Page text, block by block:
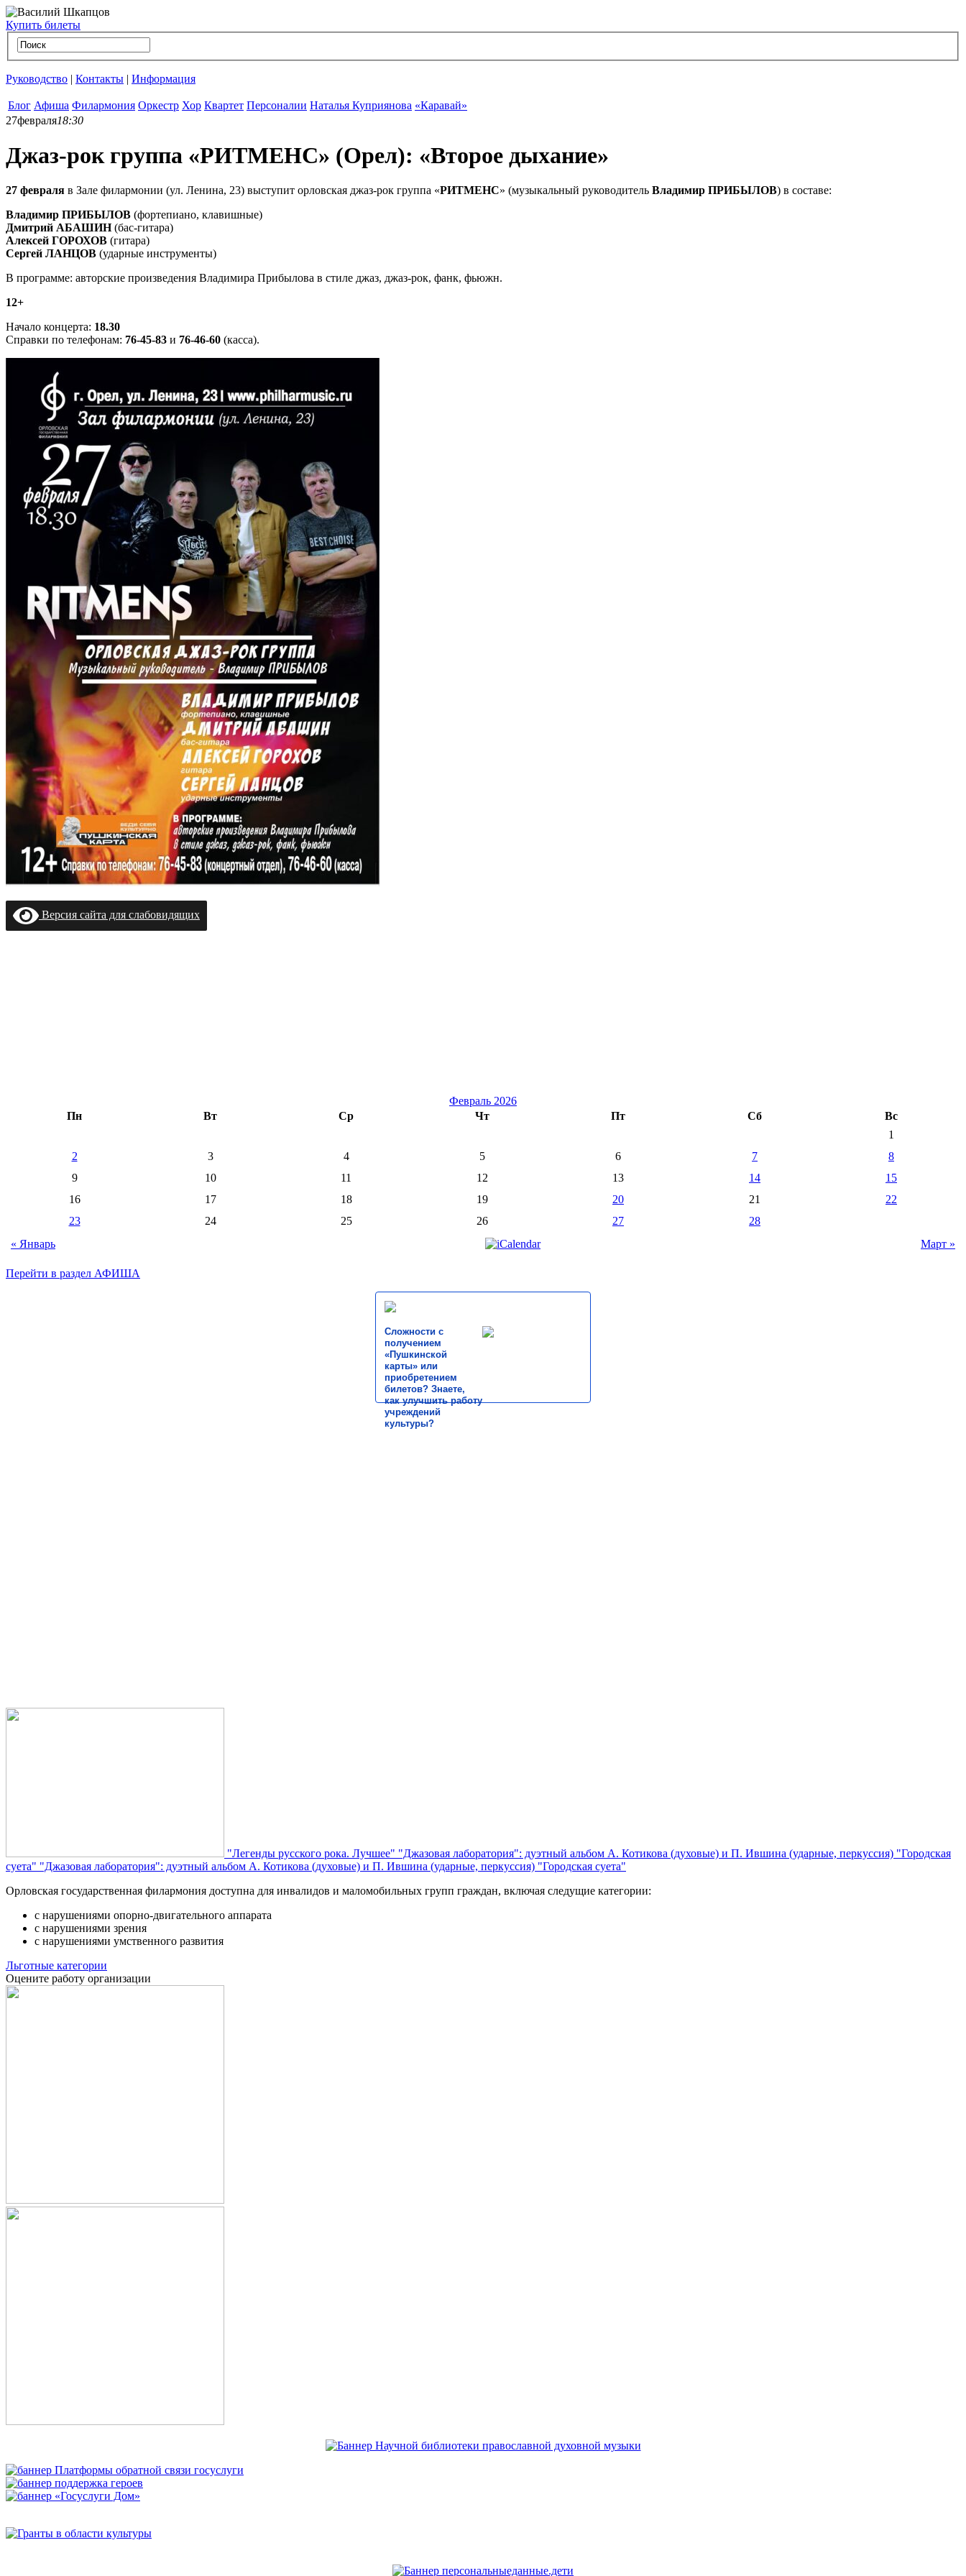
Купить билеты
Руководство | Контакты | Информация
Блог Афиша Филармония Оркестр Хор Квартет Персоналии Наталья Куприянова «Каравай»
27февраля18:30
Джаз-рок группа «РИТМЕНС» (Орел): «Второе дыхание»
27 февраля в Зале филармонии (ул. Ленина, 23) выступит орловская джаз-рок группа «РИТМЕНС» (музыкальный руководитель Владимир ПРИБЫЛОВ) в составе:
Владимир ПРИБЫЛОВ (фортепиано, клавишные)
Дмитрий АБАШИН(бас-гитара)
Алексей ГОРОХОВ (гитара)
Сергей ЛАНЦОВ (ударные инструменты)
В программе: авторские произведения Владимира Прибылова в стиле джаз, джаз-рок, фанк, фьюжн.
12+
Начало концерта: 18.30
Справки по телефонам: 76-45-83 и 76-46-60 (касса).
Версия сайта для слабовидящих
Февраль 2026
Пн
Вт Ср Чт Пт Сб
Вс
1
2
3 4 5 6 7
8
9
10 11 12 13 14
15
16
17 18 19 20 21
22
23
24 25 26 27
28
« Январь
Март »
Перейти в раздел АФИША
Сложности с
получением
«Пушкинской
карты» или
приобретением
билетов? Знаете,
как улучшить работу
учреждений
культуры?
"Легенды русского рока. Лучшее" "Джазовая лаборатория": дуэтный альбом А. Котикова (духовые) и П. Ившина (ударные, перкуссия) "Городская
суета" "Джазовая лаборатория": дуэтный альбом А. Котикова (духовые) и П. Ившина (ударные, перкуссия) "Городская суета"
Орловская государственная филармония доступна для инвалидов и маломобильных групп граждан, включая следущие категории:
с нарушениями опорно-двигательного аппарата
с нарушениями зрения
с нарушениями умственного развития
Льготные категории
Оцените работу организации